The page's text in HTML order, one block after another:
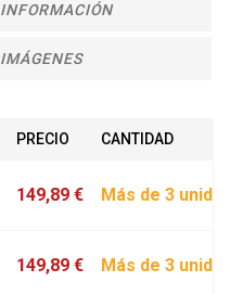
INFORMACIÓN
IMÁGENES
PRECIO CANTIDAD
149,89 € Más de 3
149,89 € Más de 3